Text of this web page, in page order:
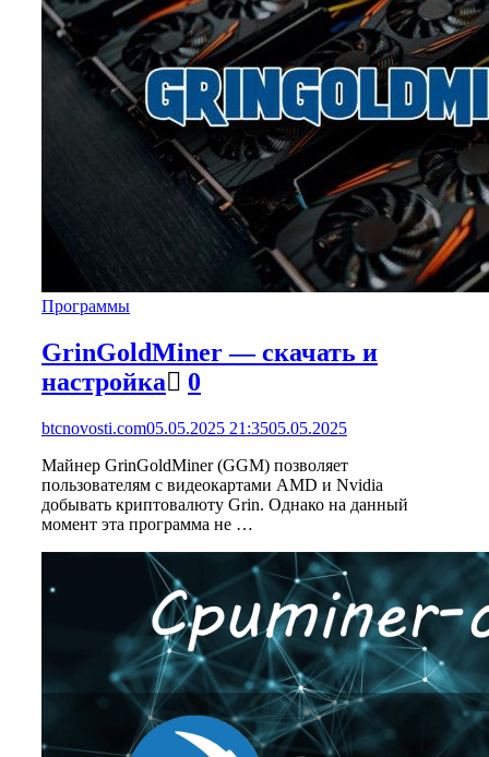
Программы
GrinGoldMiner — скачать и
настройка
0
btcnovosti.com05.05.2025 21:3505.05.2025
Майнер GrinGoldMiner (GGM) позволяет
пользователям с видеокартами AMD и Nvidia
добывать криптовалюту Grin. Однако на данный
момент эта программа не …